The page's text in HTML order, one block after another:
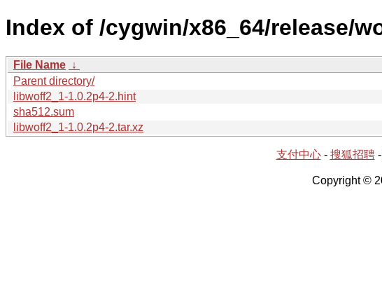
Index of /cygwin/x86_64/release/
File Name ↓
Parent directory/
libwoff2_1-1.0.2p4-2.hint
sha512.sum
libwoff2_1-1.0.2p4-2.tar.xz
支付中心- 搜狐招聘-
Copyright ©